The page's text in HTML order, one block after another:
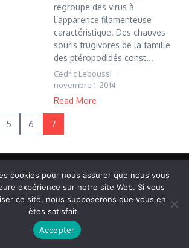
regroupe des virus à
l’apparence filamenteuse
caractéristique. Des chauves-
souris frugivores de la famille
des ptéropodidés const...
Cedric Leboussi
novembre 1, 2014
Read More
5 6 7
Vudailleurs.com | Réalisé par Magazine
d'actualités X
cookies pour nous assurer que nous vous
expérience sur notre site Web. Si vous
ce site, nous supposerons que vous en
êtes satisfait.
Accepter